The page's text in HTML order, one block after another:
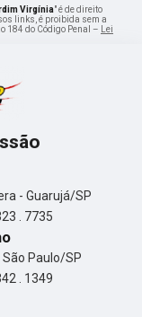
Virgínia" é de direito
links, é proibida sem a
184 do Código Penal –
Lei
- Guarujá/SP
. 7735
Paulo/SP
. 1349